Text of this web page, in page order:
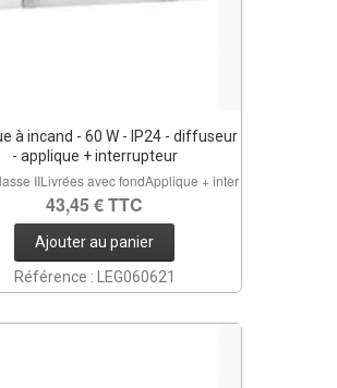
à incand - 60 W - IP24 - diffuseur
- applique + interrupteur
IILivrées avec fondApplique + inter
43,45 € TTC
Ajouter au panier
Référence : LEG060621